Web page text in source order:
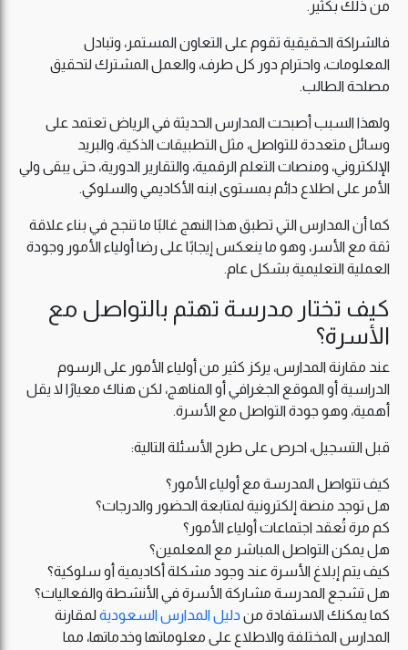
من ذلك بكثير.
فالشراكة الحقيقية تقوم على التعاون المستمر، وتبادل
المعلومات، واحترام دور كل طرف، والعمل المشترك لتحقيق
مصلحة الطالب.
ولهذا السبب أصبحت المدارس الحديثة في الرياض تعتمد على
وسائل متعددة للتواصل، مثل التطبيقات الذكية، والبريد
الإلكتروني، ومنصات التعلم الرقمية، والتقارير الدورية، حتى يبقى ولي
الأمر على اطلاع دائم بمستوى ابنه الأكاديمي والسلوكي.
كما أن المدارس التي تطبق هذا النهج غالبًا ما تنجح في بناء علاقة
ثقة مع الأسر، وهو ما ينعكس إيجابًا على رضا أولياء الأمور وجودة
العملية التعليمية بشكل عام.
كيف تختار مدرسة تهتم بالتواصل مع
الأسرة؟
عند مقارنة المدارس، يركز كثير من أولياء الأمور على الرسوم
الدراسية أو الموقع الجغرافي أو المناهج، لكن هناك معيارًا لا يقل
أهمية، وهو جودة التواصل مع الأسرة.
قبل التسجيل، احرص على طرح الأسئلة التالية:
كيف تتواصل المدرسة مع أولياء الأمور؟
هل توجد منصة إلكترونية لمتابعة الحضور والدرجات؟
كم مرة تُعقد اجتماعات أولياء الأمور؟
هل يمكن التواصل المباشر مع المعلمين؟
كيف يتم إبلاغ الأسرة عند وجود مشكلة أكاديمية أو سلوكية؟
هل تشجع المدرسة مشاركة الأسرة في الأنشطة والفعاليات؟
كما يمكنك الاستفادة من دليل المدارس السعودية لمقارنة
المدارس المختلفة والاطلاع على معلوماتها وخدماتها، مما